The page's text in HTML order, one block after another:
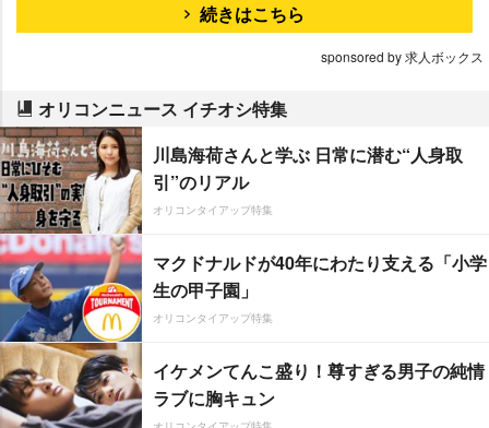
続きはこちら
sponsored by 求人ボックス
オリコンニュース イチオシ特集
川島海荷さんと学ぶ 日常に潜む“人身取
引”のリアル
オリコンタイアップ特集
マクドナルドが40年にわたり支える「小学
生の甲子園」
オリコンタイアップ特集
イケメンてんこ盛り！尊すぎる男子の純情
ラブに胸キュン